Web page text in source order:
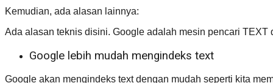
Kemudian, ada alasan lainnya:
Ada alasan teknis disini. Google adalah mesin pencari
Google lebih mudah mengindeks text
Google akan mengindeks text dengan mudah seperti kita